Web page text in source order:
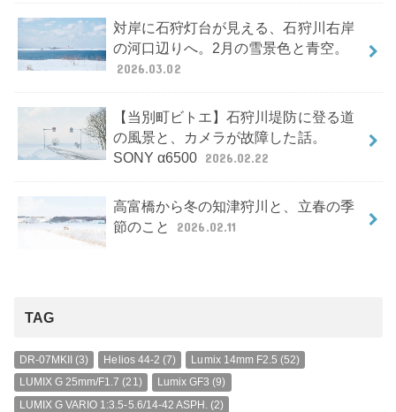
対岸に石狩灯台が見える、石狩川右岸
の河口辺りへ。2月の雪景色と青空。
2026.03.02
【当別町ビトエ】石狩川堤防に登る道
の風景と、カメラが故障した話。
SONY α6500 2026.02.22
高富橋から冬の知津狩川と、立春の季
節のこと
2026.02.11
TAG
DR-07MKII(3) Helios 44-2 (7) Lumix 14mm F2.5 (52)
LUMIX G 25mm/F1.7 (21) Lumix GF3 (9)
LUMIX G VARIO 1:3.5-5.6/14-42 ASPH. (2)